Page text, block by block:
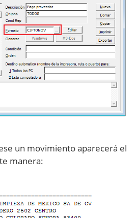
un movimiento aparecerá el
manera: